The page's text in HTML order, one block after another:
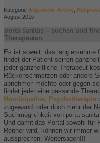
Kategorie Allgemein Archiv
August 2010
porta sanitas – suchen und
Therapeuten
Es ist soweit, das lang ersehnte
findet der Patient seinen
jeder ganzheitliche Therapeut
Rückenschmerzen oder andere
abnehmen möchte oder gegen
findet jeder eine passende
Homöopathie, Psychotherapie
zugewandt oder doch mehr der
Suchmöglichkeit von porta
Und damit das Portal sowohl für
Renner wird, können wir immer
aussprechen: Weitersagen!!!